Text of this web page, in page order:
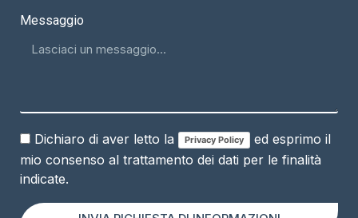
Messaggio
Dichiaro di aver letto la Privacy Policy
ed esprimo il
mio consenso al trattamento dei dati per le finalità
indicate.